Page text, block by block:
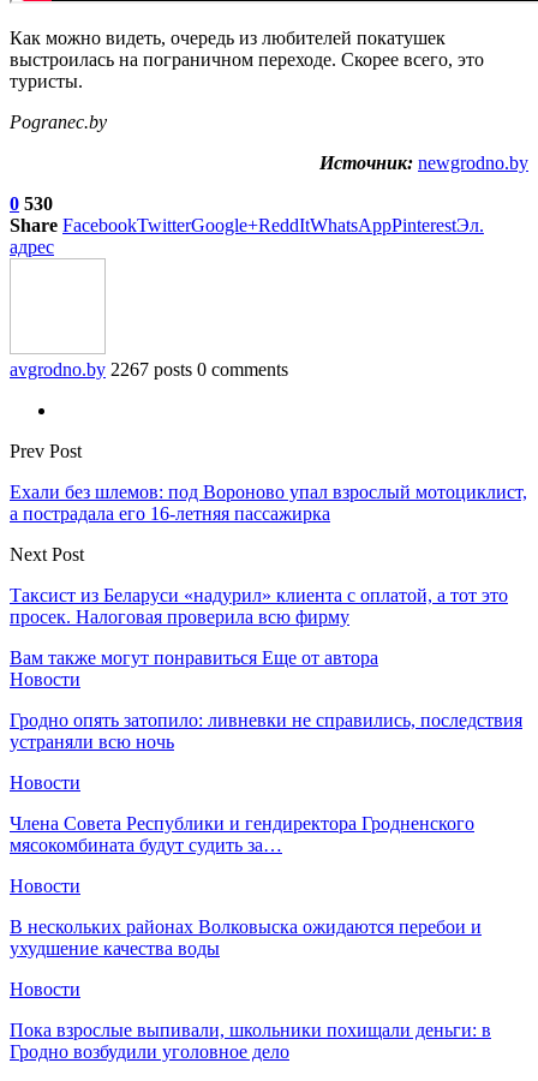
Как можно видеть, очередь из любителей покатушек
выстроилась на пограничном переходе. Скорее всего, это
туристы.
Pogranec.by
Источник: newgrodno.by
0 530
Share FacebookTwitterGoogle+ReddItWhatsAppPinterestЭл.
адрес
avgrodno.by 2267 posts 0 comments
Prev Post
Ехали без шлемов: под Вороново упал взрослый мотоциклист,
а пострадала его 16-летняя пассажирка
Next Post
Таксист из Беларуси «надурил» клиента с оплатой, а тот это
просек. Налоговая проверила всю фирму
Вам также могут понравиться Еще от автора
Новости
Гродно опять затопило: ливневки не справились, последствия
устраняли всю ночь
Новости
Члена Совета Республики и гендиректора Гродненского
мясокомбината будут судить за…
Новости
В нескольких районах Волковыска ожидаются перебои и
ухудшение качества воды
Новости
Пока взрослые выпивали, школьники похищали деньги: в
Гродно возбудили уголовное дело